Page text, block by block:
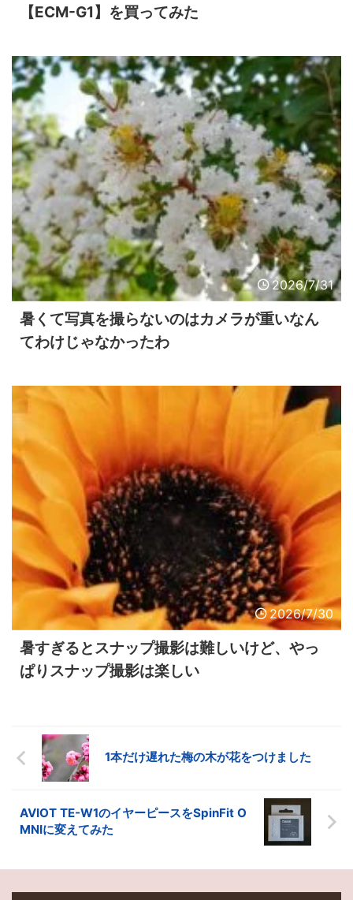
【ECM-G1】を買ってみた
2026/7/31
暑くて写真を撮らないのはカメラが重いなん
てわけじゃなかったわ
2026/7/30
暑すぎるとスナップ撮影は難しいけど、やっ
ぱりスナップ撮影は楽しい
1本だけ遅れた梅の木が花をつけました
AVIOT TE-W1のイヤーピースをSpinFit O
MNIに変えてみた